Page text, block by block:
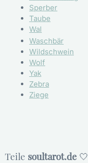
Sperber
Taube
Wal
Waschbär
Wildschwein
Wolf
Yak
Zebra
Ziege
Teile soultarot.de 🤍